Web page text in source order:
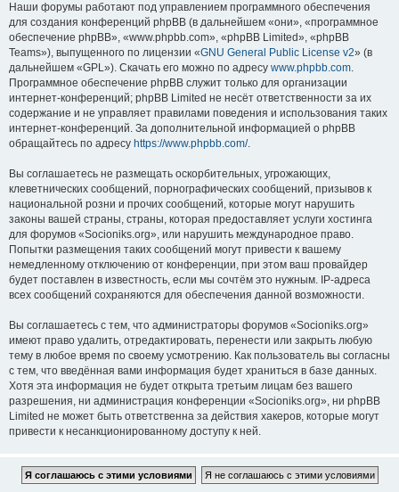
Наши форумы работают под управлением программного обеспечения
для создания конференций phpBB (в дальнейшем «они», «программное
обеспечение phpBB», «www.phpbb.com», «phpBB Limited», «phpBB
Teams»), выпущенного по лицензии «GNU General Public License v2» (в
дальнейшем «GPL»). Скачать его можно по адресу www.phpbb.com.
Программное обеспечение phpBB служит только для организации
интернет-конференций; phpBB Limited не несёт ответственности за их
содержание и не управляет правилами поведения и использования таких
интернет-конференций. За дополнительной информацией о phpBB
обращайтесь по адресу https://www.phpbb.com/.
Вы соглашаетесь не размещать оскорбительных, угрожающих,
клеветнических сообщений, порнографических сообщений, призывов к
национальной розни и прочих сообщений, которые могут нарушить
законы вашей страны, страны, которая предоставляет услуги хостинга
для форумов «Socioniks.org», или нарушить международное право.
Попытки размещения таких сообщений могут привести к вашему
немедленному отключению от конференции, при этом ваш провайдер
будет поставлен в известность, если мы сочтём это нужным. IP-адреса
всех сообщений сохраняются для обеспечения данной возможности.
Вы соглашаетесь с тем, что администраторы форумов «Socioniks.org»
имеют право удалить, отредактировать, перенести или закрыть любую
тему в любое время по своему усмотрению. Как пользователь вы согласны
с тем, что введённая вами информация будет храниться в базе данных.
Хотя эта информация не будет открыта третьим лицам без вашего
разрешения, ни администрация конференции «Socioniks.org», ни phpBB
Limited не может быть ответственна за действия хакеров, которые могут
привести к несанкционированному доступу к ней.